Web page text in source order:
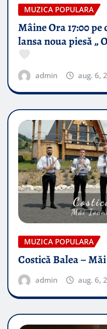
MUZICA POPULARA
Mâine Ora 17:00 pe
lansa noua piesă „
admin aug. 6,
MUZICA POPULARA
Costică Balea –
admin aug. 6,